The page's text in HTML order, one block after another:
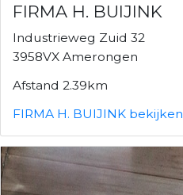
FIRMA H. BUIJINK
Industrieweg Zuid 32
3958VX Amerongen
Afstand 2.39km
FIRMA H. BUIJINK bekijken